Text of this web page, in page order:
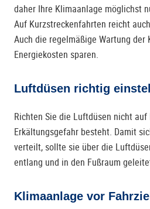
daher Ihre Klimaanlage möglichst
Auf Kurzstreckenfahrten reicht
Auch die regelmäßige Wartung
Energiekosten sparen.
Luftdüsen richtig
Richten Sie die Luftdüsen nicht auf
Erkältungsgefahr besteht. Damit
verteilt, sollte sie über die
entlang und in den Fußraum
Klimaanlage vor